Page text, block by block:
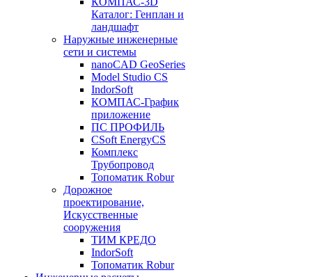
Каталог: Генплан и
ландшафт
Наружные инженерные
сети и системы
nanoCAD GeoSeries
Model Studio CS
IndorSoft
КОМПАС-График
приложение
ПС ПРОФИЛЬ
CSoft EnergyCS
Комплекс
Трубопровод
Топоматик Robur
Дорожное
проектирование,
Искусственные
сооружения
ТИМ КРЕДО
IndorSoft
Топоматик Robur